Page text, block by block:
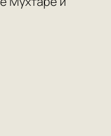
годы
с полей